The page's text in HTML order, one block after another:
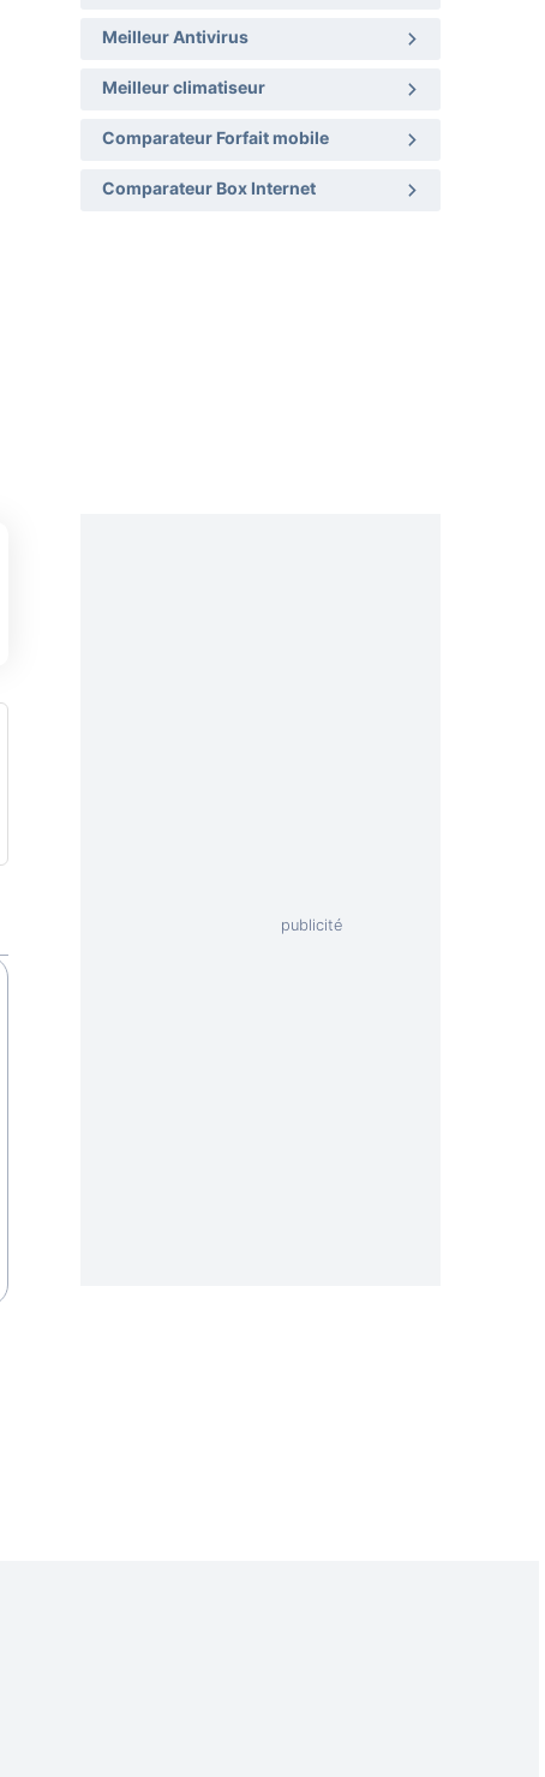
Meilleur Antivirus
Meilleur climatiseur
Comparateur Forfait mobile
Comparateur Box Internet